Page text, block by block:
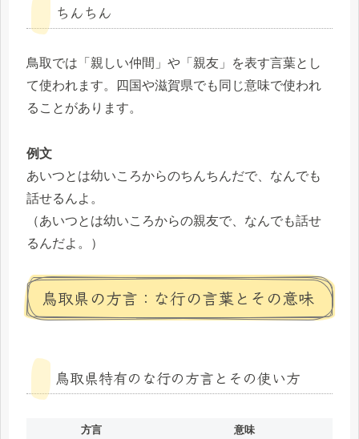
ちんちん
鳥取では「親しい仲間」や「親友」を表す言葉とし
て使われます。四国や滋賀県でも同じ意味で使われ
ることがあります。
例文
あいつとは幼いころからのちんちんだで、なんでも
話せるんよ。
（あいつとは幼いころからの親友で、なんでも話せ
るんだよ。）
鳥取県の方言：な行の言葉とその意味
鳥取県特有のな行の方言とその使い方
方言
意味